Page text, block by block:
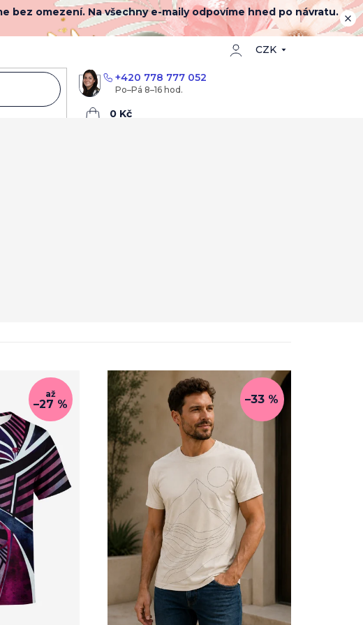
bez omezení. Na všechny e-maily odpovíme hned po návratu.
CZK
+420 778 777 052
Nákupní
až
–27 % –33 %